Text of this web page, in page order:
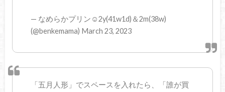
— なめらかプリン☺︎2y(41w1d)＆2m(38w)
(@benkemama) March 23, 2023
「五月人形」でスペースを入れたら、「誰が買